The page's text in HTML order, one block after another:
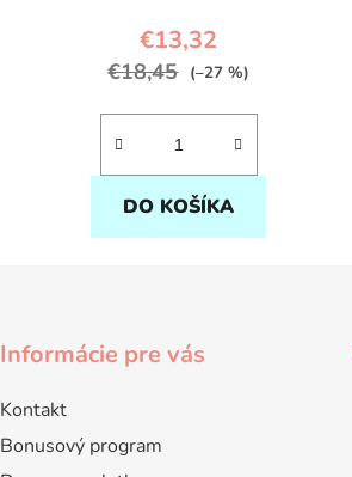
€13,32
€18,45 (–27 %)
DO KOŠÍKA
Informácie pre vás
Kontakt
Bonusový program